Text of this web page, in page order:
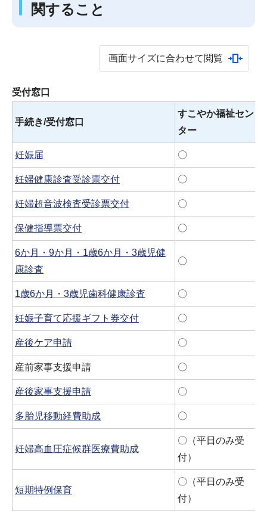
関すること
画面サイズに合わせて閲覧
受付窓口
手続き/受付窓口
すこやか福祉セン
ター
妊娠届 〇
妊婦健康診査受診票交付 〇
妊婦超音波検査受診票交付 〇
保健指導票交付 〇
6か月・9か月・1歳6か月・3歳児健
康診査
〇
1歳6か月・3歳児歯科健康診査 〇
妊娠子育て応援ギフト券交付 〇
産後ケア申請 〇
産前家事支援申請 〇
産後家事支援申請 〇
多胎児移動経費助成 〇
妊婦高血圧症候群医療費助成
〇（平日のみ受
付）
短期特例保育
〇（平日のみ受
付）